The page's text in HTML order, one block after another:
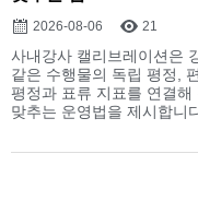
2026-08-06 21
사내강사 캘리브레이션은
같은 수행물의 독립 평정,
평정과 표류 지표를 연결해
맞추는 운영법을 제시합니